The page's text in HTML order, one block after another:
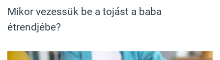
Mikor vezessük be a tojást a baba
étrendjébe?